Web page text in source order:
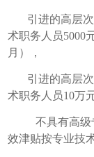
引进的高层
术职务人员5000
月），
引进的高层
术职务人员10万
不具有高级
效津贴按专业技